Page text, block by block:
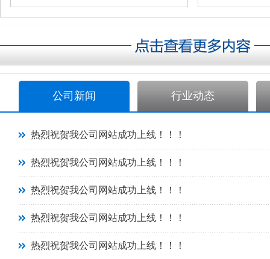
公司新闻 行业动态
热烈祝贺我公司网站成功上线！！！
热烈祝贺我公司网站成功上线！！！
热烈祝贺我公司网站成功上线！！！
热烈祝贺我公司网站成功上线！！！
热烈祝贺我公司网站成功上线！！！